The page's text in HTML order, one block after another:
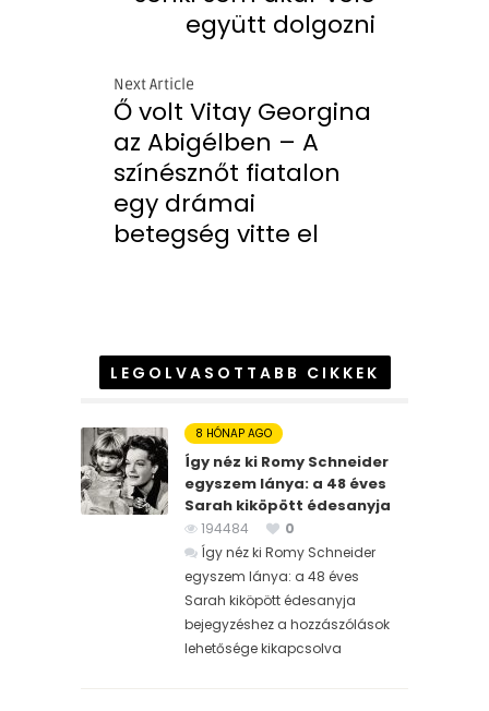
együtt dolgozni
Next Article
Ő volt Vitay Georgina
az Abigélben – A
színésznőt fiatalon
egy drámai
betegség vitte el
LEGOLVASOTTABB CIKKEK
8 HÓNAP AGO
Így néz ki Romy Schneider
egyszem lánya: a 48 éves
Sarah kiköpött édesanyja
194484
0
Így néz ki Romy Schneider
egyszem lánya: a 48 éves
Sarah kiköpött édesanyja
bejegyzéshez a hozzászólások
lehetősége kikapcsolva